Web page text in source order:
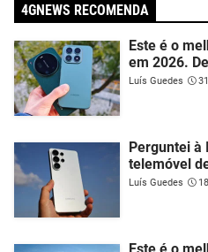
4GNEWS RECOMENDA
Este é o
em 2026.
Luís Guedes
Perguntei à
telemóvel
Luís Guedes